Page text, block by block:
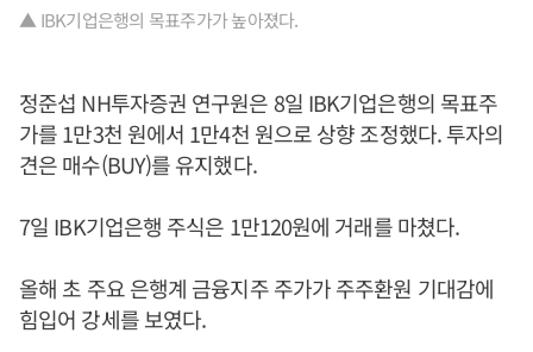
▲ IBK기업은행의 목표주가가 높아졌다.
정준섭 NH투자증권 연구원은 8일 IBK기업은행의 목표주
가를 1만3천 원에서 1만4천 원으로 상향 조정했다. 투자의
견은 매수(BUY)를 유지했다.
7일 IBK기업은행 주식은 1만120원에 거래를 마쳤다.
올해 초 주요 은행계 금융지주 주가가 주주환원 기대감에
힘입어 강세를 보였다.